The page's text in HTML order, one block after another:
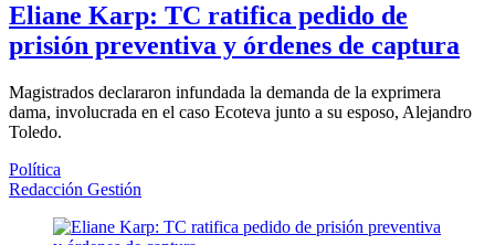
Eliane Karp: TC ratifica pedido de
prisión preventiva y órdenes de captura
Magistrados declararon infundada la demanda de la exprimera
dama, involucrada en el caso Ecoteva junto a su esposo, Alejandro
Toledo.
Política
Redacción Gestión